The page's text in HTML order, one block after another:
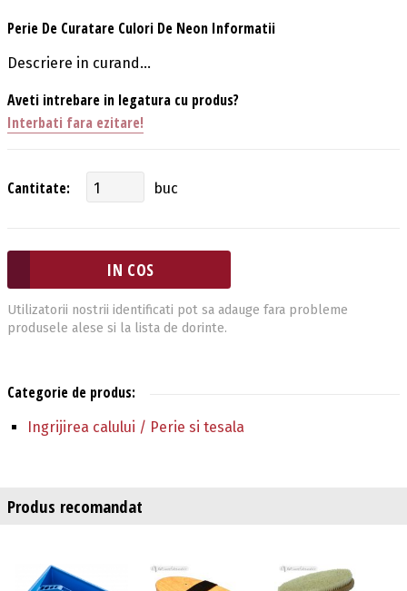
Perie De Curatare Culori De Neon Informatii
Descriere in curand...
Aveti intrebare in legatura cu produs?
Interbati fara ezitare!
Cantitate: buc
Utilizatorii nostrii identificati pot sa adauge fara probleme
produsele alese si la lista de dorinte.
Categorie de produs:
Ingrijirea calului / Perie si tesala
Produs recomandat